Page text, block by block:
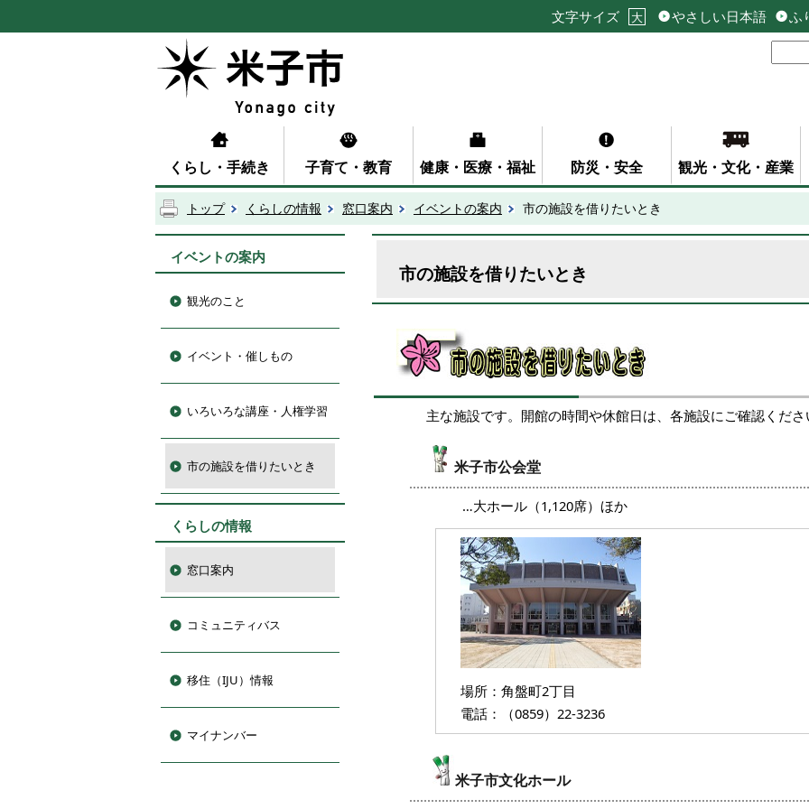
文字サイズ 大 やさしい日本語 ふ
くらし・手続き 子育て・教育 健康・医療・福祉 防災・安全 観光・文化・産業
トップ くらしの情報 窓口案内 イベントの案内 市の施設を借りたいとき
イベントの案内
観光のこと
イベント・催しもの
いろいろな講座・人権学習
市の施設を借りたいとき
くらしの情報
窓口案内
コミュニティバス
移住（IJU）情報
マイナンバー
市の施設を借りたいとき
主な施設です。開館の時間や休館日は、各施設にご確認くださ
米子市公会堂
…大ホール（1,120席）ほか
場所：角盤町2丁目
電話：（0859）22-3236
米子市文化ホール